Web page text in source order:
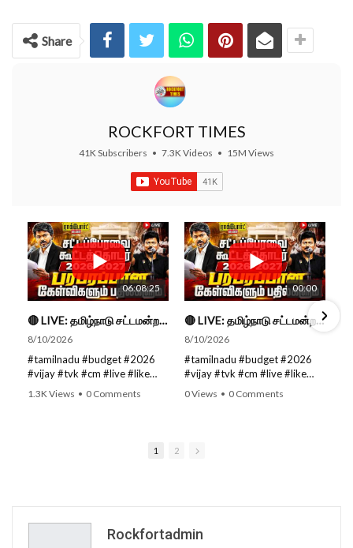
Share
ROCKFORT TIMES
41K Subscribers • 7.3K Videos • 15M Views
06:08:25
🔴 LIVE: தமிழ்நாடு சட்டமன்றப் பேரவை கூட்டத்தொடர் - நிதிநிலை அறிக்கை மீது விவாதம் #live #budget #video
8/10/2026
#tamilnadu #budget #2026
#vijay #tvk #cm #live #like
the Subscribe button! Stay
1.3K Views • 0 Comments
00:00
🔴 LIVE: தமிழ்நாடு சட்டமன்றப் பேரவை கூட்டத்தொடர் - நிதிநிலை அறிக்கை மீது விவாதம் #live #budget #video
8/10/2026
#tamilnadu #budget #2026
#vijay #tvk #cm #live #like
#viral #nowtrending #video
the Subscribe button! Stay
0 Views • 0 Comments
1 2
Rockfortadmin